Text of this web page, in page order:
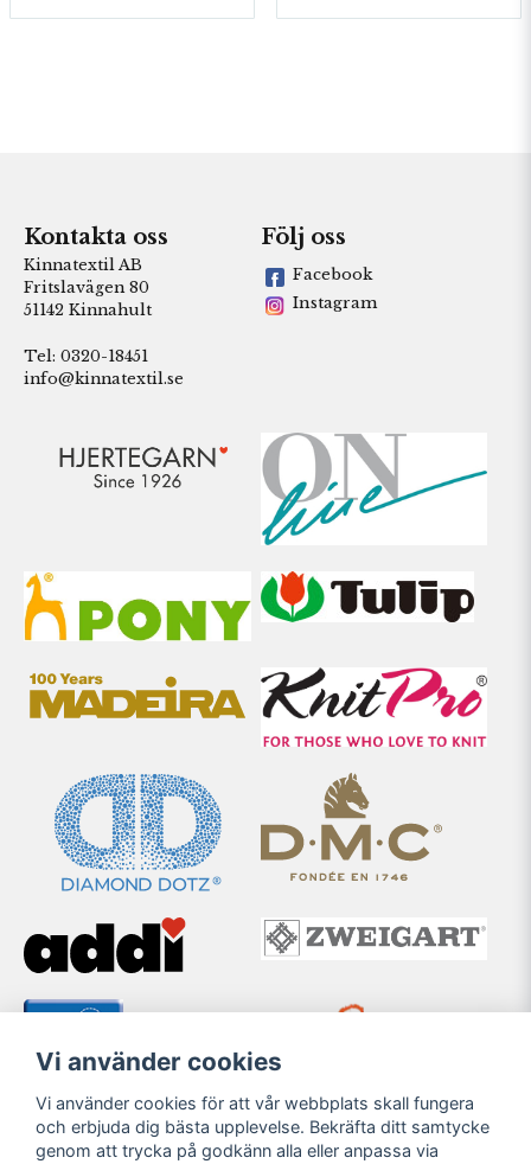
Kontakta oss
Kinnatextil AB
Fritslavägen 80
51142 Kinnahult
Tel: 0320-18451
info@kinnatextil.se
Följ oss
Facebook
Instagram
Vi använder cookies
Vi använder cookies för att vår webbplats skall fungera
och erbjuda dig bästa upplevelse. Bekräfta ditt samtycke
genom att trycka på godkänn alla eller anpassa via